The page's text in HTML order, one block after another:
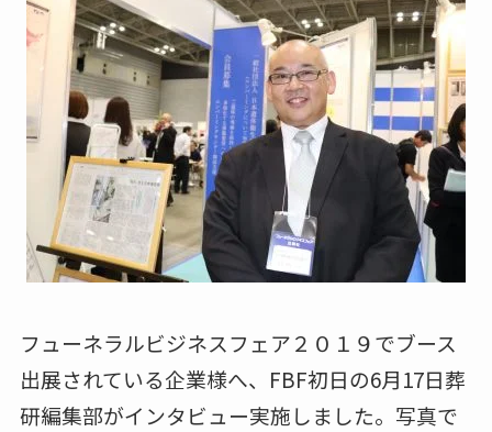
フューネラルビジネスフェア２０１９でブース
出展されている企業様へ、FBF初日の6月17日葬
研編集部がインタビュー実施しました。写真で